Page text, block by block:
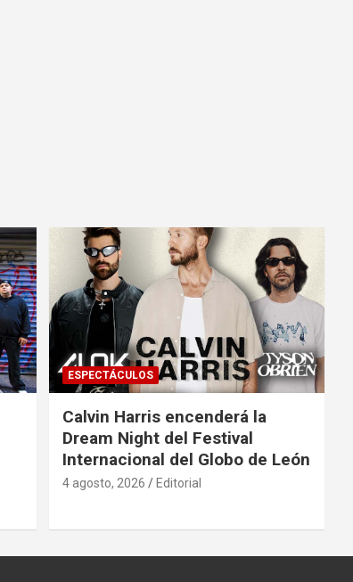
ESPECTÁCULOS
Calvin Harris encenderá la
Dream Night del Festival
Internacional del Globo de León
4 agosto, 2026 Editorial